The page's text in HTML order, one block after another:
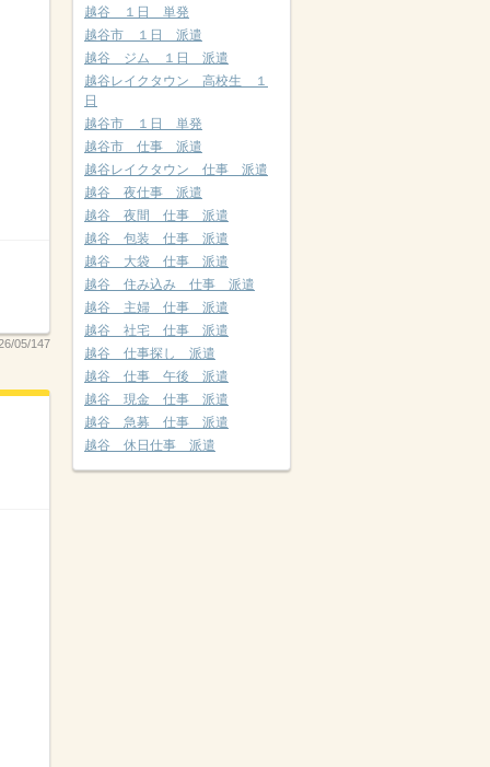
05/147
越谷 １日 単発
越谷市 １日 派遣
越谷 ジム １日 派遣
越谷レイクタウン 高校生 １
日
越谷市 １日 単発
越谷市 仕事 派遣
越谷レイクタウン 仕事 派遣
越谷 夜仕事 派遣
越谷 夜間 仕事 派遣
越谷 包装 仕事 派遣
越谷 大袋 仕事 派遣
越谷 住み込み 仕事 派遣
越谷 主婦 仕事 派遣
越谷 社宅 仕事 派遣
越谷 仕事探し 派遣
越谷 仕事 午後 派遣
越谷 現金 仕事 派遣
越谷 急募 仕事 派遣
越谷 休日仕事 派遣